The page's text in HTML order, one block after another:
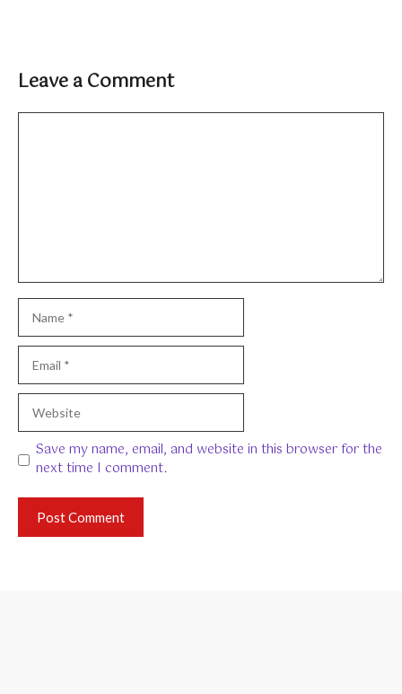
Leave a Comment
Comment
Name
Email
Website
Save my name, email, and website in this browser for the
next time I comment.